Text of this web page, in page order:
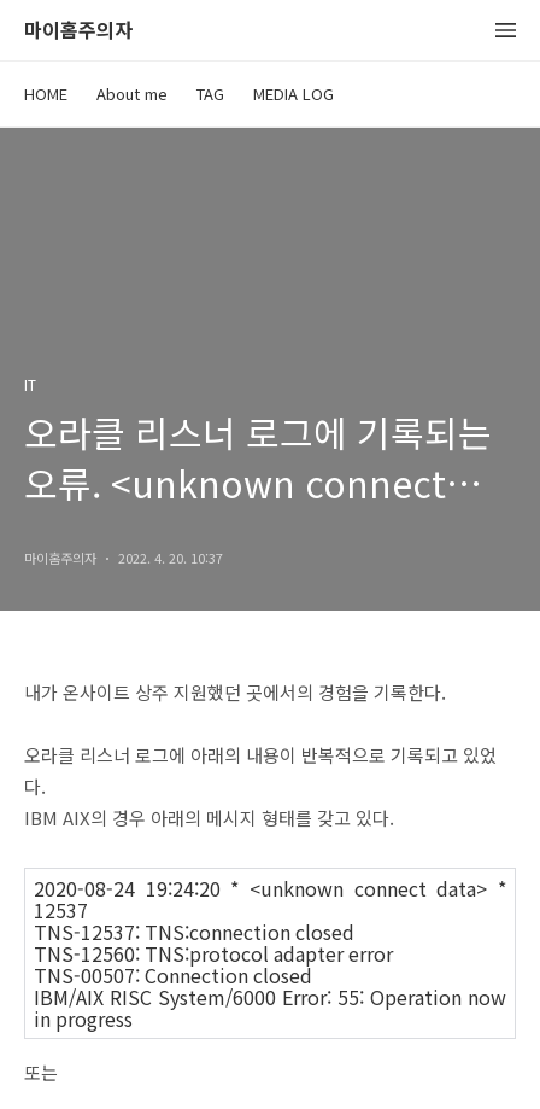
마이홈주의자
HOME About me TAG MEDIA LOG
IT
오라클 리스너 로그에 기록되는
오류. <unknown connect
마이홈주의자 2022. 4. 20. 10:37
내가 온사이트 상주 지원했던 곳에서의 경험을 기록한다.
오라클 리스너 로그에 아래의 내용이 반복적으로 기록되고 있었
다.
IBM AIX의 경우 아래의 메시지 형태를 갖고 있다.
2020-08-24 19:24:20 * <unknown connect data> *
12537
TNS-12537: TNS:connection closed
TNS-12560: TNS:protocol adapter error
TNS-00507: Connection closed
IBM/AIX RISC System/6000 Error: 55: Operation now
in progress
또는